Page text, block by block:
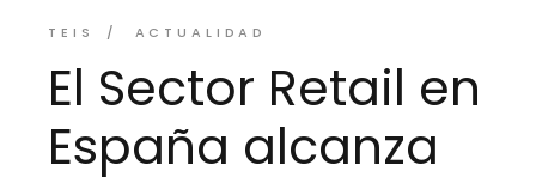
TEIS ACTUALIDAD
El Sector Retail en
España alcanza